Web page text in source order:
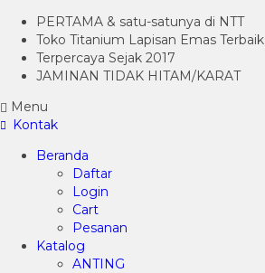
PERTAMA & satu-satunya di NTT
Toko Titanium Lapisan Emas Terbaik
Terpercaya Sejak 2017
JAMINAN TIDAK HITAM/KARAT
Menu
Kontak
Beranda
Daftar
Login
Cart
Pesanan
Katalog
ANTING